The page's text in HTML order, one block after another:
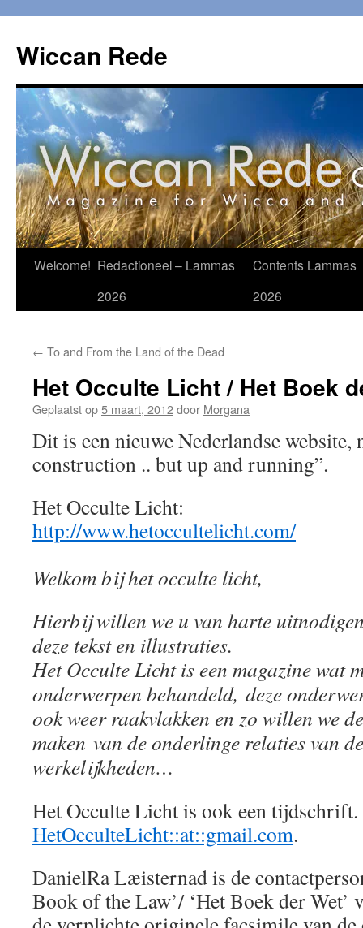
de
inhoud
Wiccan Rede
Welcome! Redactioneel – Lammas
2026
Contents Lammas
2026
← To and From the Land of the Dead
Het Occulte Licht / Het Boek
Geplaatst op5 maart, 2012door Morgana
Dit is een nieuwe Nederlandse website,
construction .. but up and running”.
Het Occulte Licht:
http://www.hetoccultelicht.com/
Welkom bij het occulte licht,
Hierbij willen we u van harte
deze tekst en illustraties.
Het Occulte Licht is een magazine wat
onderwerpen behandeld, deze
ook weer raakvlakken en zo willen we
maken van de onderlinge relaties van
werkelijkheden…
Het Occulte Licht is ook een
HetOcculteLicht::at::gmail.com.
DanielRa Læisternad is de
Book of the Law’/ ‘Het Boek der Wet’